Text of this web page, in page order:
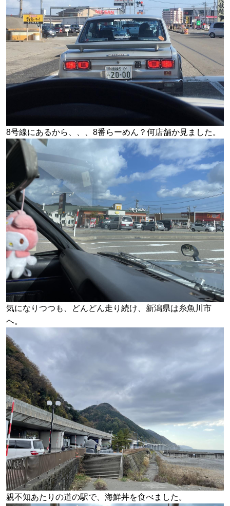
8号線にあるから、、、8番らーめん？何店舗か見ました。
気になりつつも、どんどん走り続け、新潟県は糸魚川市
へ。
親不知あたりの道の駅で、海鮮丼を食べました。